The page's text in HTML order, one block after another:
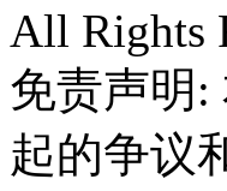
All Rights
免责声明:
起的争议